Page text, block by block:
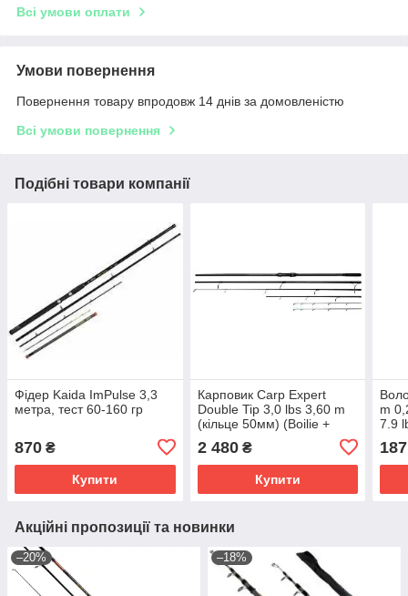
Всі умови оплати
Умови повернення
Повернення товару впродовж 14 днів за домовленістю
Всі умови повернення
Подібні товари компанії
Фідер Kaida ImPulse 3,3
метра, тест 60-160 гр
870 ₴
Купити
Карповик Carp Expert
Double Tip 3,0 lbs 3,60 m
(кільце 50мм) (Boilie +
2 480₴
Купити
m
7.9
187
Акційні пропозиції та новинки
–20% –18%